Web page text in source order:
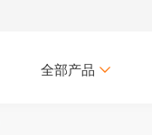
全部产品